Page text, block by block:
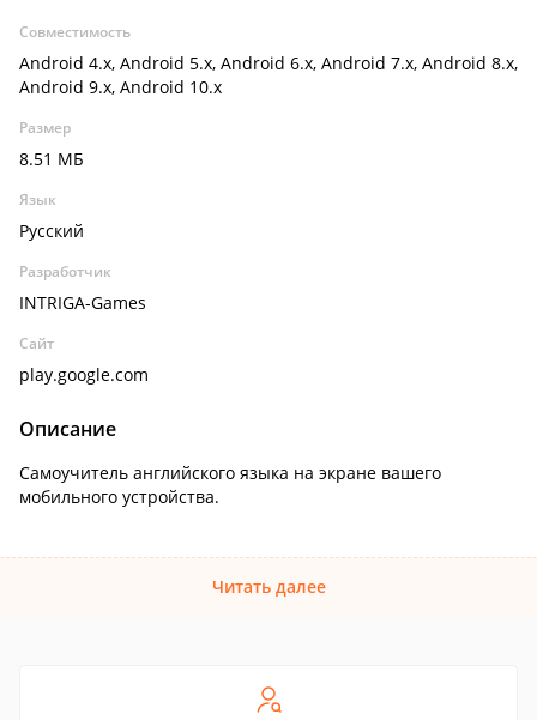
Совместимость
Android 4.x, Android 5.x, Android 6.x, Android 7.x, Android 8.x,
Android 9.x, Android 10.x
Размер
8.51 МБ
Язык
Русский
Разработчик
INTRIGA-Games
Сайт
play.google.com
Описание
Самоучитель английского языка на экране вашего
мобильного устройства.
Читать далее